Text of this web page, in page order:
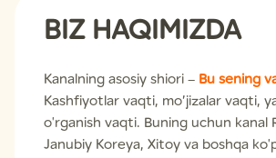
BIZ HAQIMIZDA
Kanalning asosiy shiori – Bu sening
Kashfiyotlar vaqti, mo’jizalar vaqti,
o'rganish vaqti. Buning uchun kanal
Janubiy Koreya, Xitoy va boshqa